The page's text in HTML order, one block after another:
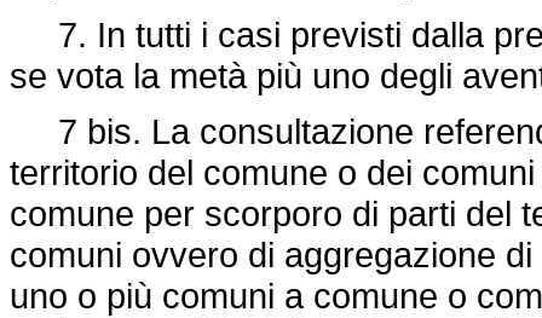
7. In tutti i casi previsti dalla
se vota la metà più uno degli
7 bis. La consultazione
territorio del comune o dei
comune per scorporo di parti del
comuni ovvero di aggregazione
uno o più comuni a comune o